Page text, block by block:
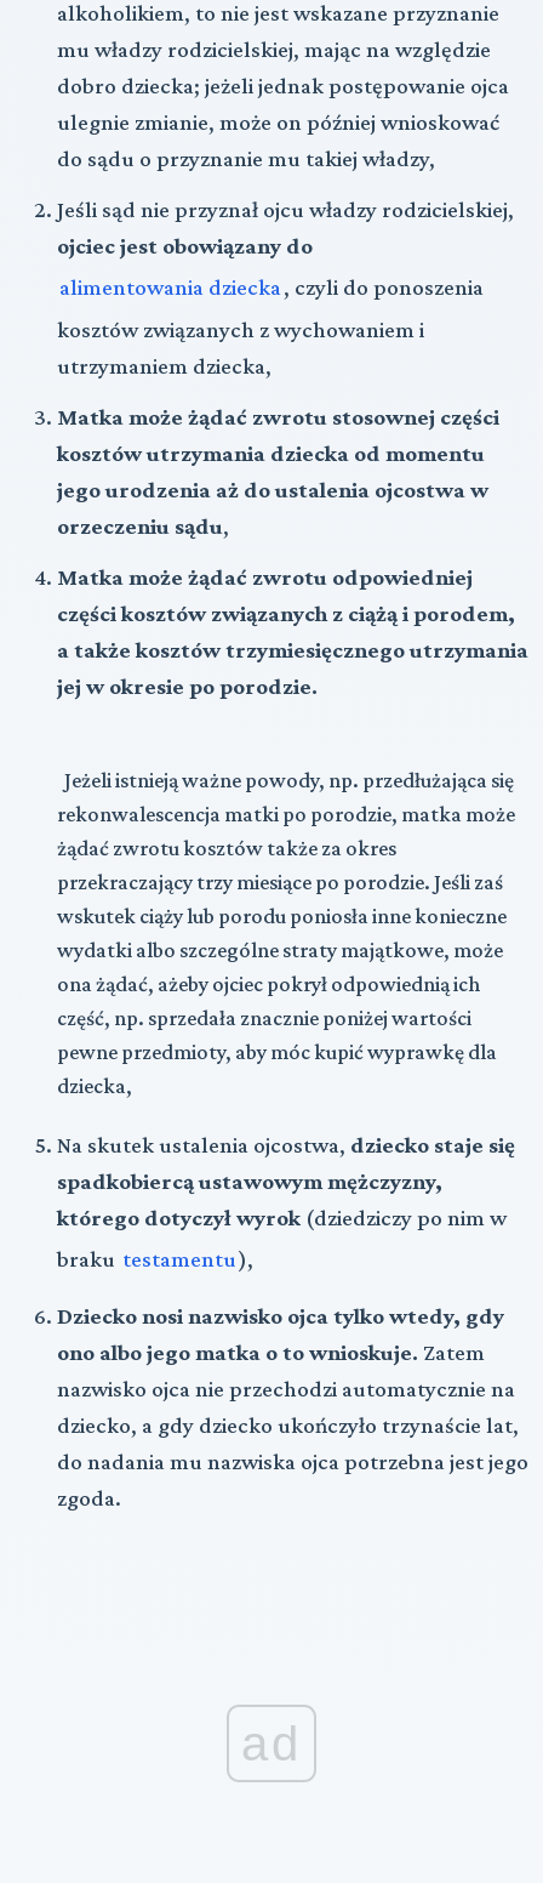
alkoholikiem, to nie jest wskazane przyznanie
mu władzy rodzicielskiej, mając na względzie
dobro dziecka; jeżeli jednak postępowanie ojca
ulegnie zmianie, może on później wnioskować
do sądu o przyznanie mu takiej władzy,
Jeśli sąd nie przyznał ojcu władzy rodzicielskiej,
ojciec jest obowiązany do
alimentowania dziecka , czyli do ponoszenia
kosztów związanych z wychowaniem i
utrzymaniem dziecka,
Matka może żądać zwrotu stosownej części
kosztów utrzymania dziecka od momentu
jego urodzenia aż do ustalenia ojcostwa w
orzeczeniu sądu,
Matka może żądać zwrotu odpowiedniej
części kosztów związanych z ciążą i porodem,
a także kosztów trzymiesięcznego utrzymania
jej w okresie po porodzie.
Jeżeli istnieją ważne powody, np. przedłużająca się
rekonwalescencja matki po porodzie, matka może
żądać zwrotu kosztów także za okres
przekraczający trzy miesiące po porodzie. Jeśli zaś
wskutek ciąży lub porodu poniosła inne konieczne
wydatki albo szczególne straty majątkowe, może
ona żądać, ażeby ojciec pokrył odpowiednią ich
część, np. sprzedała znacznie poniżej wartości
pewne przedmioty, aby móc kupić wyprawkę dla
dziecka,
Na skutek ustalenia ojcostwa, dziecko staje się
spadkobiercą ustawowym mężczyzny,
którego dotyczył wyrok (dziedziczy po nim w
braku testamentu),
Dziecko nosi nazwisko ojca tylko wtedy, gdy
ono albo jego matka o to wnioskuje. Zatem
nazwisko ojca nie przechodzi automatycznie na
dziecko, a gdy dziecko ukończyło trzynaście lat,
do nadania mu nazwiska ojca potrzebna jest jego
zgoda.
ad